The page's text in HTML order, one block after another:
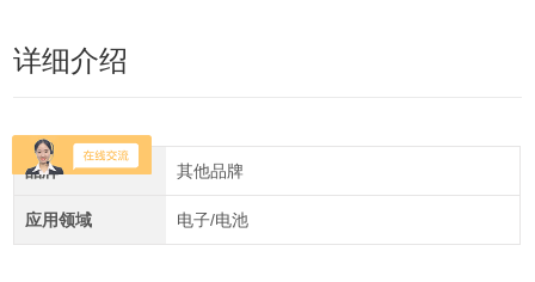
详细介绍
品牌 其他品牌
应用领域 电子/电池